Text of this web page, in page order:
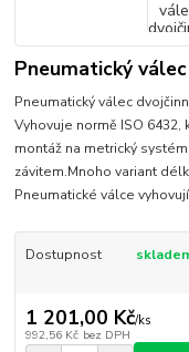
Pneumatický
Pneumatický válec
Vyhovuje normě ISO
montáž na metrický
závitem.Mnoho variant
Pneumatické válce
Dostupnost
1 201,00 Kč/ks
992,56 Kč bez DPH